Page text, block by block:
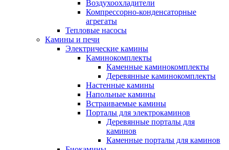
Воздухоохладители
Компрессорно-конденсаторные
агрегаты
Тепловые насосы
Камины и печи
Электрические камины
Каминокомплекты
Каменные каминокомплекты
Деревянные каминокомплекты
Настенные камины
Напольные камины
Встраиваемые камины
Порталы для электрокаминов
Деревянные порталы для
каминов
Каменные порталы для каминов